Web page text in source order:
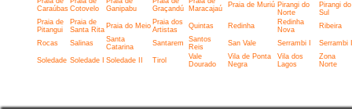
Caraúbas Cotovelo
Ganipabu
Graçandú
Maracajaú
Praia de Muriú Pirangi do
Norte
Pirangi do
Sul
Praia de
Pitangui
Praia de
Santa Rita Praia do Meio Praia dos
Artistas
Quintas Redinha
Redinha
Nova
Ribeira
Rocas Salinas
Santa
Catarina
Santarem
Santos
Reis
San Vale Serrambi I Serrambi
Soledade Soledade I Soledade II Tirol
Vale
Dourado
Vila de Ponta
Negra
Vila dos
Lagos
Zona
Norte